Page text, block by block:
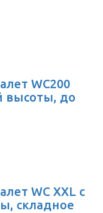
WC200
высоты, до
WC XXL с
складное